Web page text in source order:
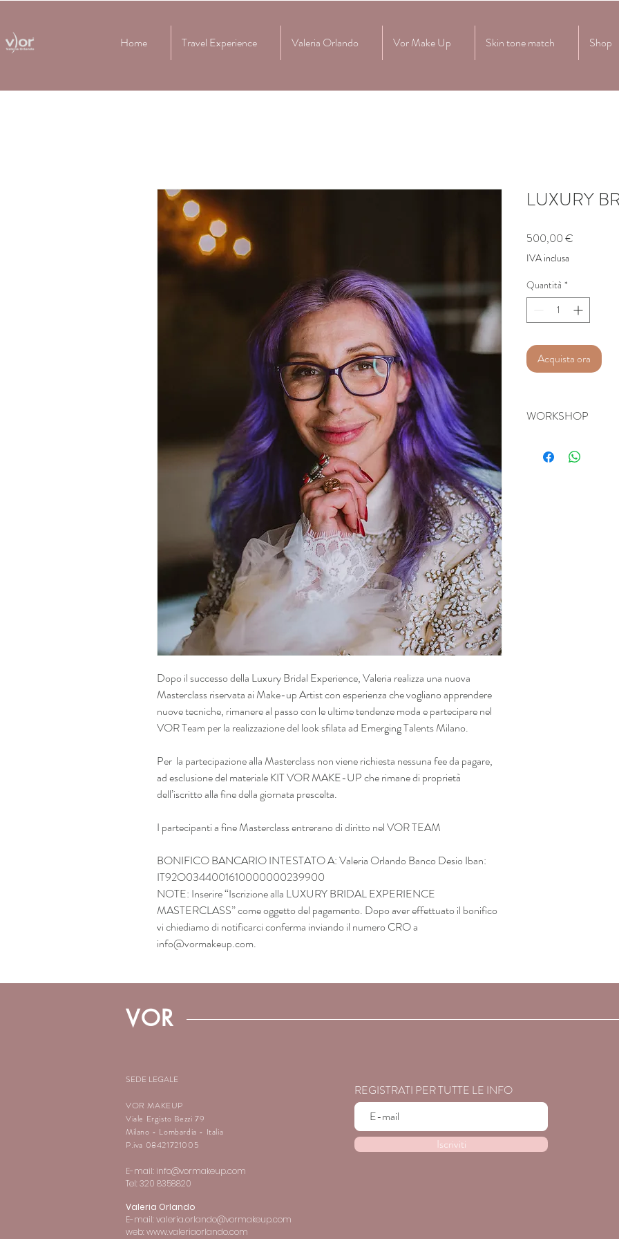
Home Travel Experience Valeria Orlando Vor Make Up Skin tone match Shop
Dopo il successo della Luxury Bridal Experience, Valeria realizza una nuova
Masterclass riservata ai Make-up Artist con esperienza che vogliano apprendere
nuove tecniche, rimanere al passo con le ultime tendenze moda e partecipare nel
VOR Team per la realizzazione del look sfilata ad Emerging Talents Milano.
Per la partecipazione alla Masterclass non viene richiesta nessuna fee da pagare,
ad esclusione del materiale KIT VOR MAKE-UP che rimane di proprietà
dell’iscritto alla fine della giornata prescelta.
I partecipanti a fine Masterclass entrerano di diritto nel VOR TEAM
BONIFICO BANCARIO INTESTATO A: Valeria Orlando Banco Desio Iban:
IT92O0344001610000000239900
NOTE: Inserire “Iscrizione alla LUXURY BRIDAL EXPERIENCE
MASTERCLASS” come oggetto del pagamento. Dopo aver effettuato il bonifico
vi chiediamo di notificarci conferma inviando il numero CRO a
info@vormakeup.com.
LUXURY
500,00 €
IVA inclusa
Quantità *
Acquista ora
WORKSHOP
nessuna fee da
VOR
SEDE LEGALE
VOR MAKEUP
Viale Ergisto Bezzi 79
Milano - Lombardia - Italia
P.iva 08421721005
E-mail: info@vormakeup.com
Tel: 320 8358820
Valeria Orlando
E-mail:valeria.orlando@vormakeup.com
web: www.valeriaorlando.com
REGISTRATI PER TUTTE LE INFO
Iscriviti